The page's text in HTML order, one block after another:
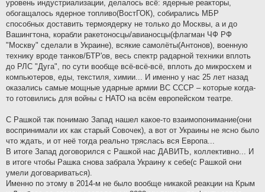
уровень индустриализации, делалось всё: ядерные реакторы,
обогащалось ядерное топливо(ВостГОК), собирались МБР
способных доставить термоядерку не только до Москвы, а и до
Вашингтона, корабли ракетоносцы/авианосцы(флагман ЧФ РФ
"Москву" сделали в Украине), всякие самолёты(Антонов), военную
технику вроде танков/БТР'ов, весь спектр радарной техники вплоть
до РЛС "Дуга", по сути вообще всё-всё-всё, вплоть до микросхем и
компьютеров, еды, текстиля, химии... И именно у нас 25 лет назад
оказались самые мощные ударные армии ВС СССР – которые когда-
то готовились для войны с НАТО на всём европейском театре.
С Рашкой так понимаю Запад нашел какое-то взаимопонимание(они
воспринимали их как старый Совочек), а вот от Украины не ясно было
что ждать, и от неё тогда реально тряслась вся Европа...
В итоге Запад договорился с Рашкой нас ДАВИТЬ, коллективно... И
в итоге чтобы Рашка снова забрала Украину к себе(с Рашкой они
умели договариваться).
Именно по этому в 2014-м не было вообще никакой реакции на Крым